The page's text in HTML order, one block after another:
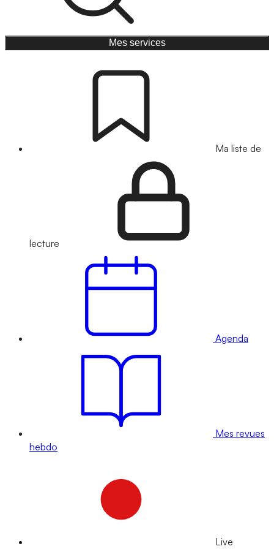
Mes services
Ma liste de
lecture
Agenda
Mes revues
hebdo
Live